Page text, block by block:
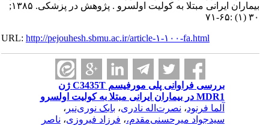
بیماران ایرانی مبتلا به کولیت اولسرو . پژوهش در پزشکی. ۱۳۸۵;
۳۰ (۱) :۶۵-۷۱
URL:http://pejouhesh.sbmu.ac.ir/article-۱-۱۰۰-fa.html
بررسی فراوانی پلی مورفیسم C3435T ژن
MDR1 در بیماران ایرانی مبتلا به کولیت اولسرو
آلما فرنود،نصرت‌اله نادری،بابک نوری‌نیر،
سیدجواد میرحسنی‌مقدم،،فرزاد فیروزی،ناصر